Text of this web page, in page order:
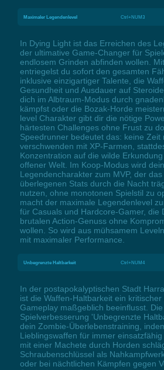
Maximaler Legendenlevel Ctrl+NUM3
In Dying Light ist das Erreichen des
der ultimative Game-Changer für
endlosem Grinden abfinden wollen.
entriegelst du sofort den gesamten
inklusive einzigartiger Talente, die
Gesundheit und Ausdauer auf
dich im Albtraum-Modus durch
kämpfst oder die Bozak-Horde
level Charakter gibt dir die nötige
härtesten Challenges ohne Frust zu
Speedrunner bedeutet das: keine Zeit
verschwenden mit XP-Farmen,
Konzentration auf die wilde
offener Welt. Im Koop-Modus wird dein
Legendencharakter zum MVP, der das
überlegenen Stats durch die Nacht
nutzen, ohne monotonen Spielstil zu
macht der maximale Legendenlevel
für Casuals und Hardcore-Gamer, die
brutalen Action-Genuss ohne
wollen. So wird aus mühsamem
mit maximaler Performance.
Unbegrenzte Haltbarkeit Ctrl+NUM4
In der postapokalyptischen Stadt
ist die Waffen-Haltbarkeit ein
Gameplay maßgeblich beeinflusst.
Spielverbesserung 'Unbegrenzte
dein Zombie-Überlebenstraining,
Lieblingswaffen für immer
mit einer Machete durch Horden
Schraubenschlüssel als
oder bei nächtlichen Kämpfen gegen